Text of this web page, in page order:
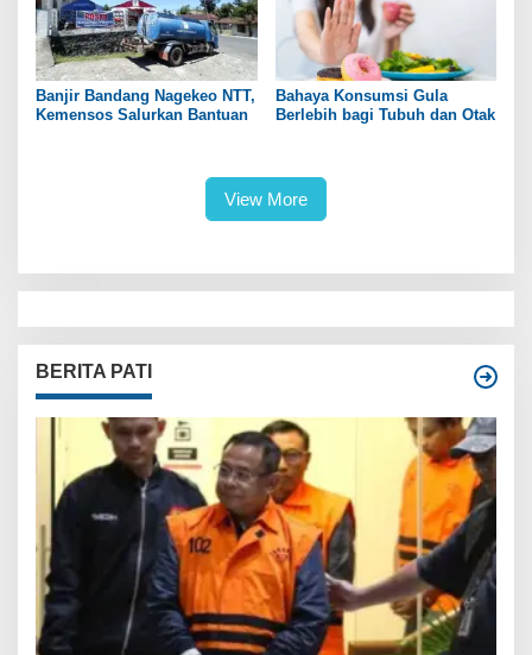
Banjir Bandang Nagekeo NTT,
Kemensos Salurkan Bantuan
Bahaya Konsumsi Gula
Berlebih bagi Tubuh dan Otak
View More
BERITA PATI